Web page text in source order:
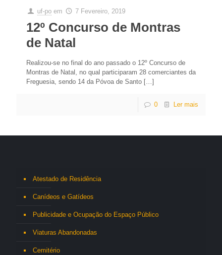
uf-po em 7 Fevereiro, 2019
12º Concurso de Montras
de Natal
Realizou-se no final do ano passado o 12º Concurso de
Montras de Natal, no qual participaram 28 comerciantes da
Freguesia, sendo 14 da Póvoa de Santo […]
0 Ler mais
Atestado de Residência
Canídeos e Gatídeos
Publicidade e Ocupação do Espaço Público
Viaturas Abandonadas
Cemitério